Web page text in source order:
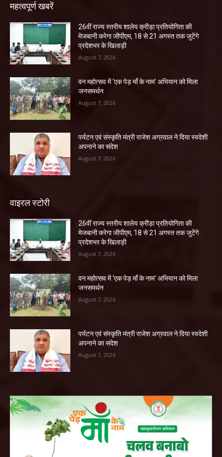
महत्वपूर्ण खबरें
26वीं राज्य स्तरीय शालेय क्रीड़ा प्रतियोगिता की
मेजबानी करेगा जीपीएम, 18 से 21 अगस्त तक जुटेंगे
प्रदेशभर के खिलाड़ी
August 7, 2026
वन महोत्सव में ‘एक पेड़ माँ के नाम’ अभियान को मिला
जनसमर्थन
August 7, 2026
पर्यटन एवं संस्कृति मंत्री राजेश अग्रवाल ने दिया स्वदेशी
अपनाने का संदेश
August 7, 2026
वाइरल स्टोरी
26वीं राज्य स्तरीय शालेय क्रीड़ा प्रतियोगिता की
मेजबानी करेगा जीपीएम, 18 से 21 अगस्त तक जुटेंगे
प्रदेशभर के खिलाड़ी
August 7, 2026
वन महोत्सव में ‘एक पेड़ माँ के नाम’ अभियान को मिला
जनसमर्थन
August 7, 2026
पर्यटन एवं संस्कृति मंत्री राजेश अग्रवाल ने दिया स्वदेशी
अपनाने का संदेश
August 7, 2026